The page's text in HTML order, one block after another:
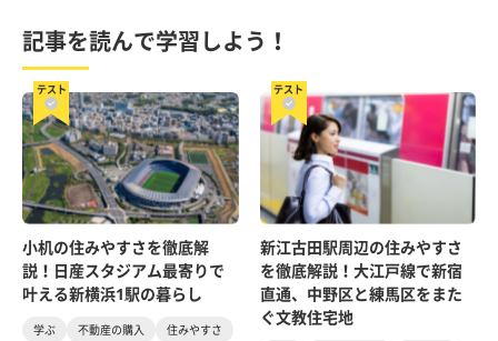
記事を読んで学習しよう！
テスト
小机の住みやすさを徹底解
説！日産スタジアム最寄りで
叶える新横浜1駅の暮らし
学ぶ 不動産の購入
住みやすさ
テスト
新江古田駅周辺の住みやすさ
を徹底解説！大江戸線で新宿
直通、中野区と練馬区をまた
ぐ文教住宅地